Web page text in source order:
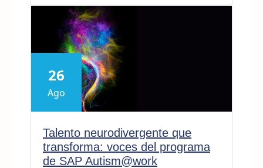
26
Ago
Talento neurodivergente que
transforma: voces del programa
de SAP Autism@work